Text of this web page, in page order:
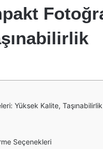
Yüksek Kalite, Taşınabilirlik
Seçenekleri